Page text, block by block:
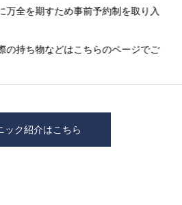
万全を期すため事前予約制を取り入
の持ち物などはこちらのページでご
ック紹介はこちら